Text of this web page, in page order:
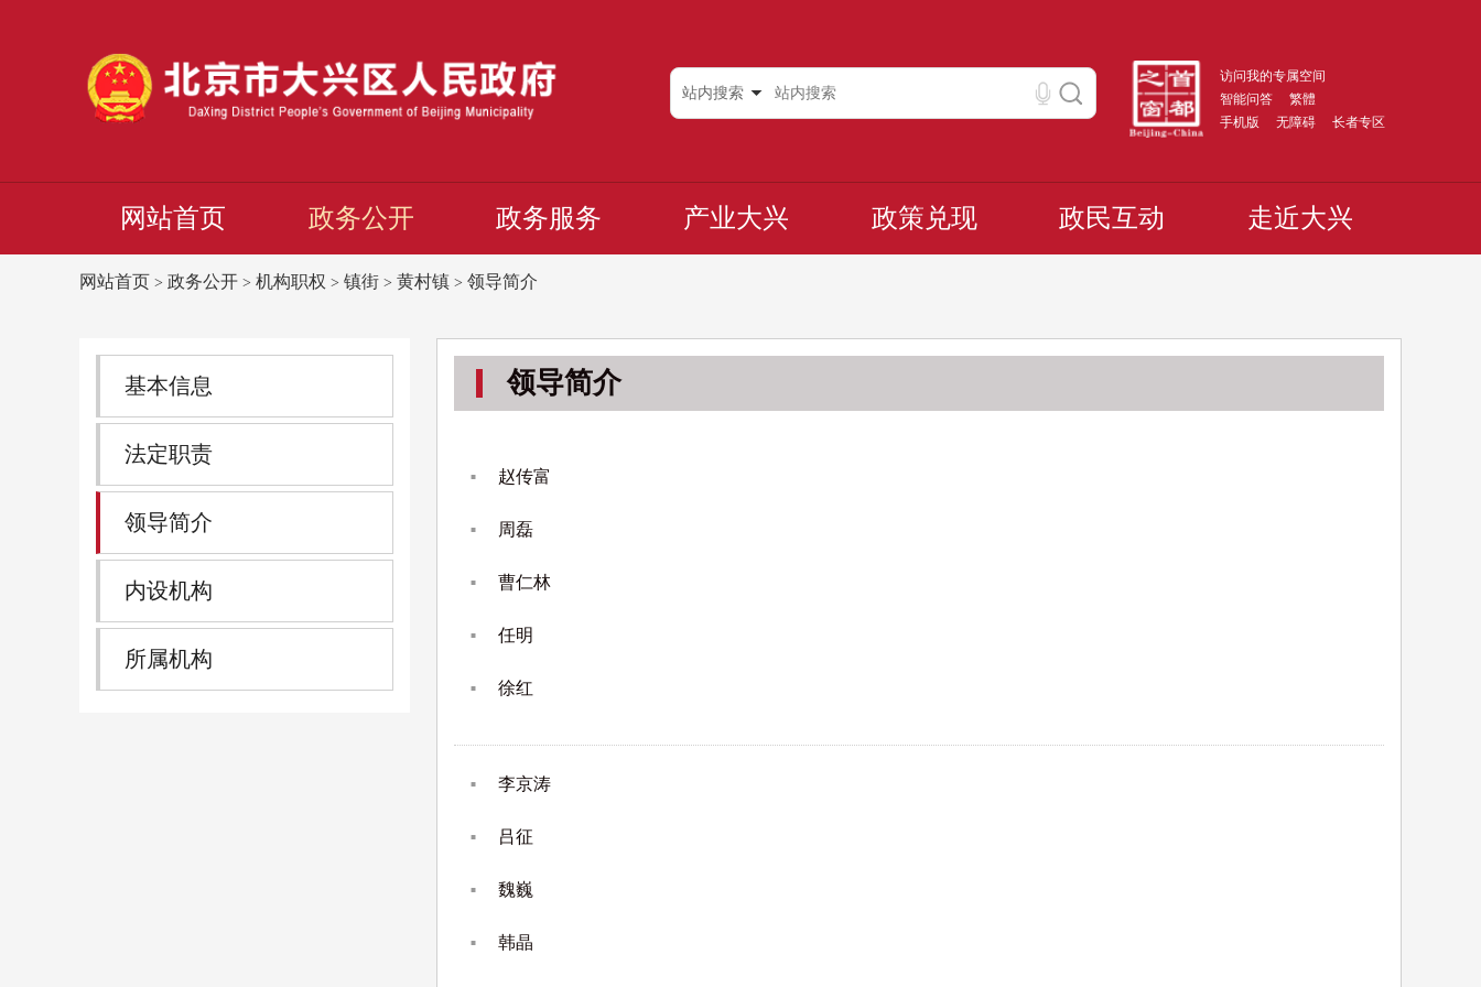
访问我的专属空间
智能问答
繁體
手机版
无障碍 长者专区
站内搜索
网站首页 政务公开 政务服务 产业大兴 政策兑现 政民互动 走近大兴
网站首页 > 政务公开 > 机构职权 > 镇街 > 黄村镇 > 领导简介
基本信息
法定职责
领导简介
内设机构
所属机构
领导简介
赵传富
周磊
曹仁林
任明
徐红
李京涛
吕征
魏巍
韩晶